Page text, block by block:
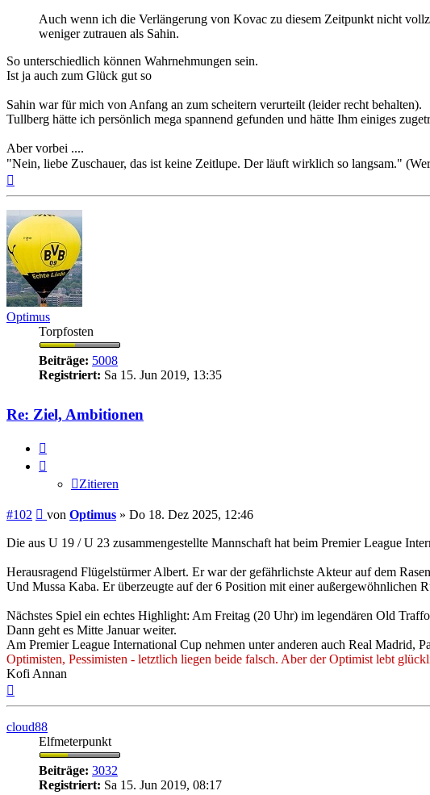
Auch wenn ich die Verlängerung von Kovac zu diesem Zeitpunkt nicht
weniger zutrauen als Sahin.
So unterschiedlich können Wahrnehmungen sein.
Ist ja auch zum Glück gut so
Sahin war für mich von Anfang an zum scheitern verurteilt (leider recht behalten).
Tullberg hätte ich persönlich mega spannend gefunden und hätte Ihm einiges
Aber vorbei ....
"Nein, liebe Zuschauer, das ist keine Zeitlupe. Der läuft wirklich so langsam."
Optimus
Torpfosten
Beiträge: 5008
Registriert: Sa 15. Jun 2019, 13:35
Re: Ziel, Ambitionen
Zitieren
#102 Beitrag
von Optimus » Do 18. Dez 2025, 12:46
Die aus U 19 / U 23 zusammengestellte Mannschaft hat beim Premier League
Herausragend Flügelstürmer Albert. Er war der gefährlichste Akteur auf dem
Und Mussa Kaba. Er überzeugte auf der 6 Position mit einer außergewöhnlichen
Nächstes Spiel ein echtes Highlight: Am Freitag (20 Uhr) im legendären Old
Dann geht es Mitte Januar weiter.
Am Premier League International Cup nehmen unter anderen auch Real Madrid,
Optimisten, Pessimisten - letztlich liegen beide falsch. Aber der Optimist lebt
Kofi Annan
cloud88
Elfmeterpunkt
Beiträge: 3032
Registriert: Sa 15. Jun 2019, 08:17